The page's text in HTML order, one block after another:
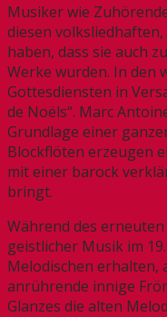
Musiker wie
diesen
haben, dass sie auch
Werke wurden. In den
Gottesdiensten in
de Noëls“. Marc
Grundlage einer
Blockflöten erzeugen
mit einer barock
bringt.
Während des
geistlicher Musik im
Melodischen erhalten,
anrührende innige
Glanzes die alten